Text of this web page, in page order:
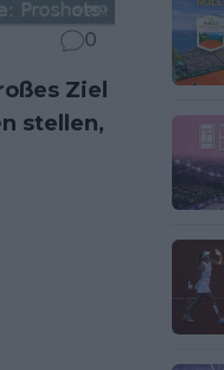
0
Ziel
stellen,